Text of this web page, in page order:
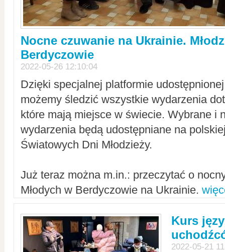
Nocne czuwanie na Ukrainie.
Berdyczowie
2022-05-26 12:10:04
Dzięki specjalnej platformie
możemy śledzić wszystkie wydarzenia
które mają miejsce w świecie. Wybrane i
wydarzenia będą udostępniane na
Światowych Dni Młodzieży.
Już teraz można m.in.: przeczytać o
Młodych w Berdyczowie na Ukrainie.
Kurs
2022-05-21